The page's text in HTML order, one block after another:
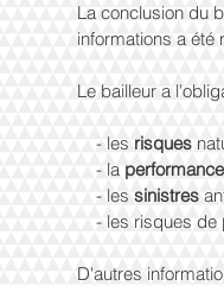
La conclusion du
informations a été
Le bailleur a
    - les
risques
    - la
    - les
sinistres
    - les risques de
D'autres